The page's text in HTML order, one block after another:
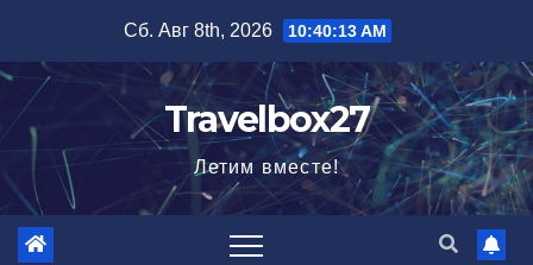
содержимому
Сб. Авг 8th, 2026 10:40:14 AM
Travelbox27
Летим вместе!